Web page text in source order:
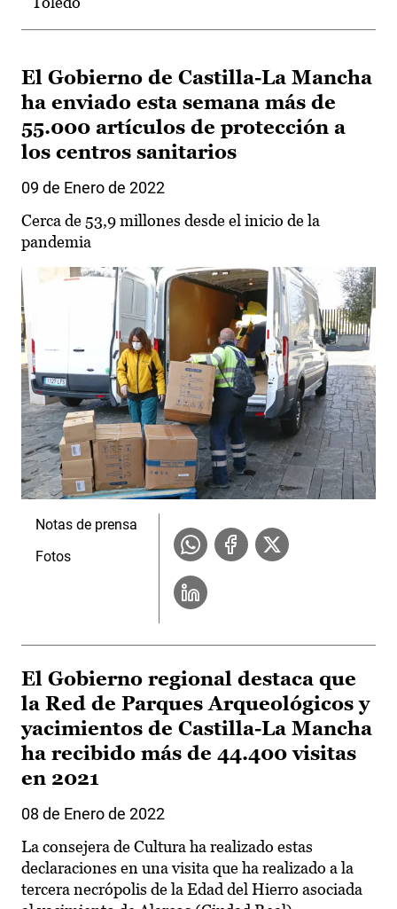
El Gobierno de Castilla-La Mancha
ha enviado esta semana más de
55.000 artículos de protección a
los centros sanitarios
09 de Enero de 2022
Cerca de 53,9 millones desde el inicio de la
pandemia
Notas de prensa
Fotos
El Gobierno regional destaca que
la Red de Parques Arqueológicos y
yacimientos de Castilla-La Mancha
ha recibido más de 44.400 visitas
en 2021
08 de Enero de 2022
La consejera de Cultura ha realizado estas
declaraciones en una visita que ha realizado a la
tercera necrópolis de la Edad del Hierro asociada